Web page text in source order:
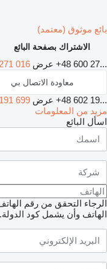
بائع موثوق (معتمد)
الاشتراك بصفحة البائع
+48 600 27... عرض 016
معاودة الاتصال بي
+48 602 19... عرض 699
مزيد من المعلومات
اسأل البائع
الرجاء التحقق من رقم
الهاتف وأن يشمل كود الدولة.